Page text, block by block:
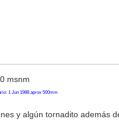
msnm
1 Jun 1988 aprox 500mm
y algún tornadito además